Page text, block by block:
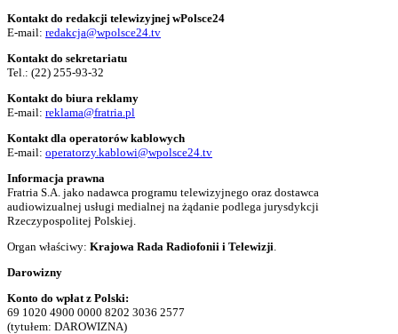
Kontakt do redakcji telewizyjnej wPolsce24
E-mail: redakcja@wpolsce24.tv
Kontakt do sekretariatu
Tel.: (22) 255-93-32
Kontakt do biura reklamy
E-mail: reklama@fratria.pl
Kontakt dla operatorów kablowych
E-mail: operatorzy.kablowi@wpolsce24.tv
Informacja prawna
Fratria S.A. jako nadawca programu telewizyjnego oraz dostawca
audiowizualnej usługi medialnej na żądanie podlega jurysdykcji
Rzeczypospolitej Polskiej.
Organ właściwy: Krajowa Rada Radiofonii i Telewizji
Darowizny
Konto do wpłat z Polski:
69 1020 4900 0000 8202 3036 2577
(tytułem: DAROWIZNA)